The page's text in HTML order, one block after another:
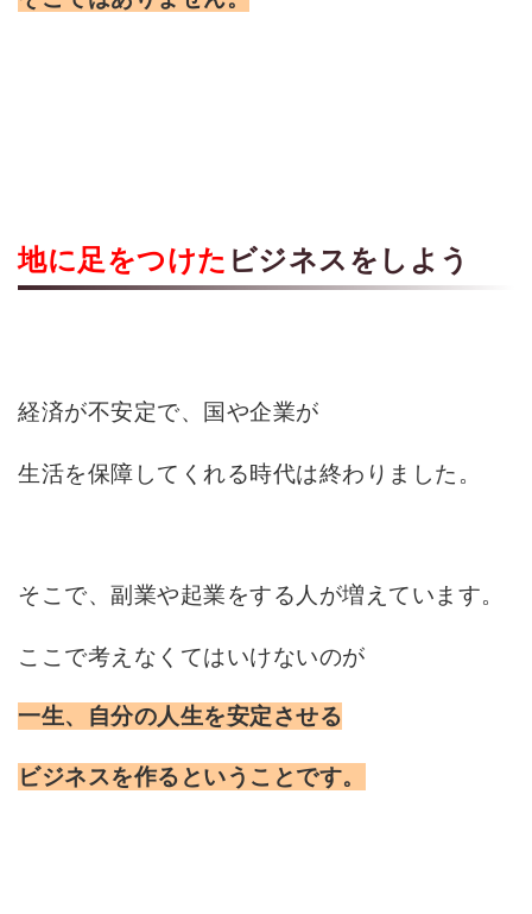
地に足をつけた ビジネスをしよう
経済が不安定で、国や企業が
生活を保障してくれる時代は終わりました。
そこで、副業や起業をする人が増えています。
ここで考えなくてはいけないのが
一生、自分の人生を安定させる
ビジネスを作るということです。